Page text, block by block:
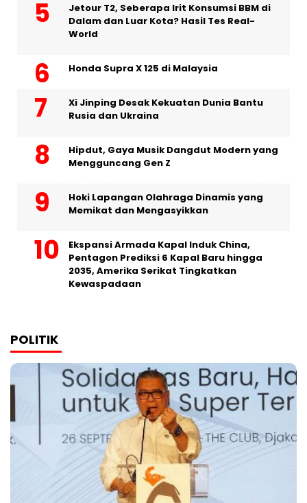
Jetour T2, Seberapa Irit Konsumsi BBM di
Dalam dan Luar Kota? Hasil Tes Real-
World
Honda Supra X 125 di Malaysia
Xi Jinping Desak Kekuatan Dunia Bantu
Rusia dan Ukraina
Hipdut, Gaya Musik Dangdut Modern yang
Mengguncang Gen Z
Hoki Lapangan Olahraga Dinamis yang
Memikat dan Mengasyikkan
Ekspansi Armada Kapal Induk China,
Pentagon Prediksi 6 Kapal Baru hingga
2035, Amerika Serikat Tingkatkan
Kewaspadaan
POLITIK